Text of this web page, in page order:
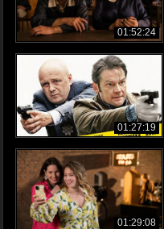
01:52:24
01:27:19
01:29:08